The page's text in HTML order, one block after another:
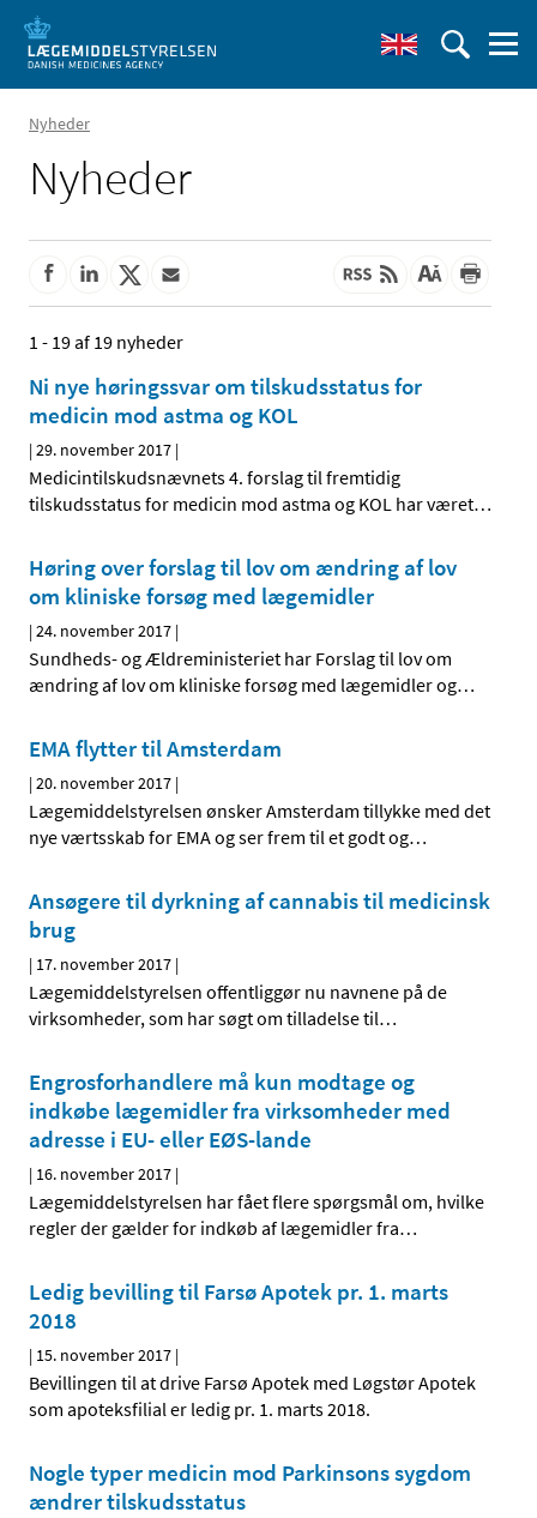
Nyheder
Nyheder
1 - 19 af 19 nyheder
Ni nye høringssvar om tilskudsstatus for
medicin mod astma og KOL
|29. november 2017 |
Medicintilskudsnævnets 4. forslag til fremtidig
tilskudsstatus for medicin mod astma og KOL har været…
Høring over forslag til lov om ændring af lov
om kliniske forsøg med lægemidler
|24. november 2017 |
Sundheds- og Ældreministeriet har Forslag til lov om
ændring af lov om kliniske forsøg med lægemidler og…
EMA flytter til Amsterdam
|20. november 2017 |
Lægemiddelstyrelsen ønsker Amsterdam tillykke med det
nye værtsskab for EMA og ser frem til et godt og…
Ansøgere til dyrkning af cannabis til medicinsk
brug
| 17. november 2017 |
Lægemiddelstyrelsen offentliggør nu navnene på de
virksomheder, som har søgt om tilladelse til…
Engrosforhandlere må kun modtage og
indkøbe lægemidler fra virksomheder med
adresse i EU- eller EØS-lande
| 16. november 2017 |
Lægemiddelstyrelsen har fået flere spørgsmål om, hvilke
regler der gælder for indkøb af lægemidler fra…
Ledig bevilling til Farsø Apotek pr. 1. marts
2018
| 15. november 2017 |
Bevillingen til at drive Farsø Apotek med Løgstør Apotek
som apoteksfilial er ledig pr. 1. marts 2018.
Nogle typer medicin mod Parkinsons sygdom
ændrer tilskudsstatus